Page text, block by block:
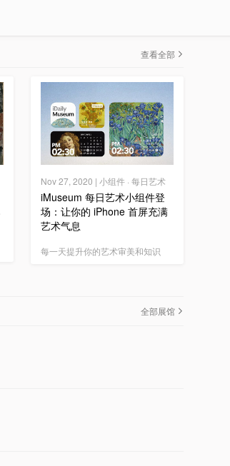
查看全部
Nov 27, 2020 | 小组件 · 每日艺术
iMuseum 每日艺术小组件登
场：让你的 iPhone 首屏充满
艺术气息
每一天提升你的艺术审美和知识
全部展馆